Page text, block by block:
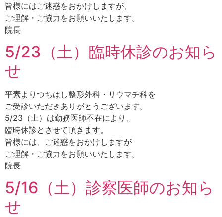
皆様にはご迷惑をおかけしますが、
ご理解・ご協力をお願いいたします。
院長
5/23（土）臨時休診のお知ら
せ
平素よりつちはし整形外科・リウマチ科を
ご受診いただきありがとうございます。
5/23（土）は勤務医師不在により、
臨時休診とさせて頂きます。
皆様には、ご迷惑をおかけしますが
ご理解・ご協力をお願いいたします。
院長
5/16（土）診察医師のお知ら
せ